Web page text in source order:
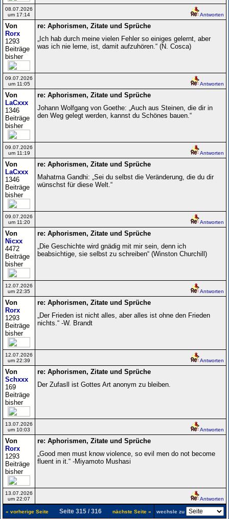
08.07.2026
um 17:14
Antworten
Von
Rorx
1293
Beiträge
bisher
re: Aphorismen, Zitate und Sprüche
„Ich hab durch meine vielen Fehler so einiges gelernt, aber
was ich nie lerne, ist, damit aufzuhören.“ (N. Cosca)
09.07.2026
um 11:05
Antworten
Von
LaCxxx
1346
Beiträge
bisher
re: Aphorismen, Zitate und Sprüche
Johann Wolfgang von Goethe: „Auch aus Steinen, die dir in
den Weg gelegt werden, kannst du Schönes bauen.“
09.07.2026
um 11:19
Antworten
Von
LaCxxx
1346
Beiträge
bisher
re: Aphorismen, Zitate und Sprüche
Mahatma Gandhi: „Sei du selbst die Veränderung, die du dir
wünschst für diese Welt.“
09.07.2026
um 11:20
Antworten
Von
Nicxx
4472
Beiträge
bisher
re: Aphorismen, Zitate und Sprüche
„Die Geschichte wird gnädig mit mir sein, denn ich
beabsichtige, sie selbst zu schreiben“ (Winston Churchill)
12.07.2026
um 22:35
Antworten
Von
Rorx
1293
Beiträge
bisher
re: Aphorismen, Zitate und Sprüche
„Der Frieden ist nicht alles, aber alles ist ohne den Frieden
nichts.“ -W. Brandt
12.07.2026
um 22:39
Antworten
Von
Schxxx
169
Beiträge
bisher
re: Aphorismen, Zitate und Sprüche
Der Zufasll ist Gottes Art anonym zu bleiben.
13.07.2026
um 10:03
Antworten
Von
Rorx
1293
Beiträge
bisher
re: Aphorismen, Zitate und Sprüche
„Good men must know violence, so evil men do not become
fluent in it.“ -Miyamoto Mushasi
13.07.2026
um 22:07
Antworten
« vorherige Seite Seite 315 / 316 nächste Seite » wechsle zu